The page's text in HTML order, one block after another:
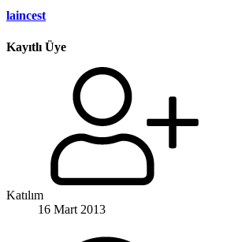
laincest
Kayıtlı Üye
Katılım
16 Mart 2013